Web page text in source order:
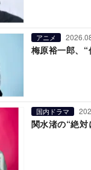
アニメ
梅原裕一郎、
国内ドラマ
関水渚の“絶